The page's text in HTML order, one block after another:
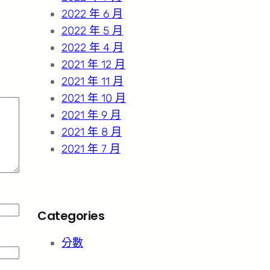
2022 年 6 月
2022 年 5 月
2022 年 4 月
2021 年 12 月
2021 年 11 月
2021 年 10 月
2021 年 9 月
2021 年 8 月
2021 年 7 月
Categories
分數